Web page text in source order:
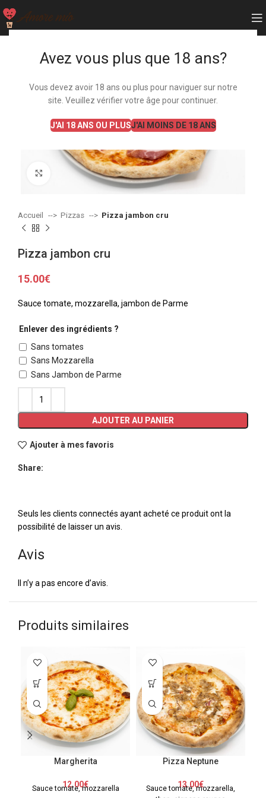
Avez vous plus que 18 ans?
Vous devez avoir 18 ans ou plus pour naviguer sur notre
site. Veuillez vérifier votre âge pour continuer.
J'AI 18 ANS OU PLUSJ'AI MOINS DE 18 ANS
Agrandir
Accueil Pizzas Pizza jambon cru
Pizza jambon cru
15.00€
Sauce tomate, mozzarella, jambon de Parme
Enlever des ingrédients ?
Sans tomates
Sans Mozzarella
Sans Jambon de Parme
AJOUTER AU PANIER
Ajouter à mes favoris
Share:
Avis
Il n’y a pas encore d’avis.
Seuls les clients connectés ayant acheté ce produit ont la
possibilité de laisser un avis.
Produits similaires
Margherita
12.00€
Sauce tomate, mozzarella
Pizza Neptune
13.00€
Sauce tomate, mozzarella,